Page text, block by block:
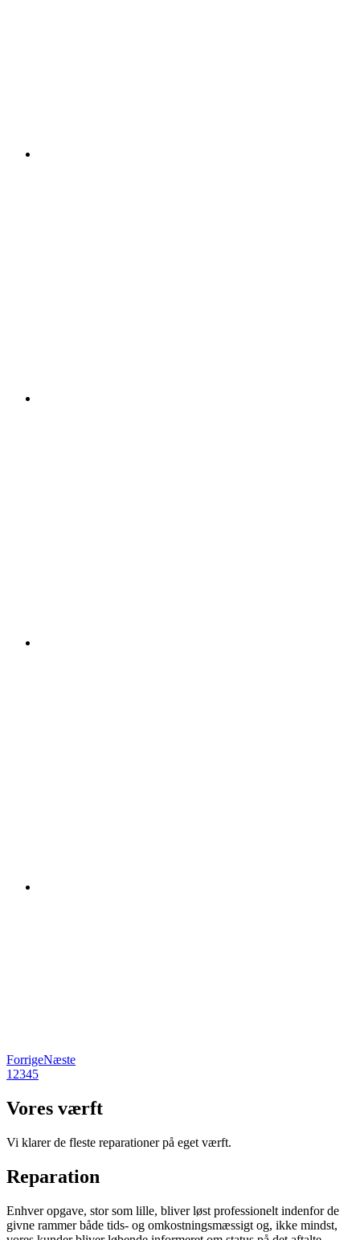
ForrigeNæste
12345
Vores værft
Vi klarer de fleste reparationer på eget værft.
Reparation
Enhver opgave, stor som lille, bliver løst professionelt indenfor de
givne rammer både tids- og omkostningsmæssigt og, ikke mindst,